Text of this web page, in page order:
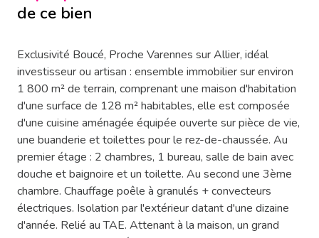
de ce bien
Exclusivité Boucé, Proche Varennes sur Allier, idéal
investisseur ou artisan : ensemble immobilier sur environ
1 800 m² de terrain, comprenant une maison d'habitation
d'une surface de 128 m² habitables, elle est composée
d'une cuisine aménagée équipée ouverte sur pièce de vie,
une buanderie et toilettes pour le rez-de-chaussée. Au
premier étage : 2 chambres, 1 bureau, salle de bain avec
douche et baignoire et un toilette. Au second une 3ème
chambre. Chauffage poêle à granulés + convecteurs
électriques. Isolation par l'extérieur datant d'une dizaine
d'année. Relié au TAE. Attenant à la maison, un grand